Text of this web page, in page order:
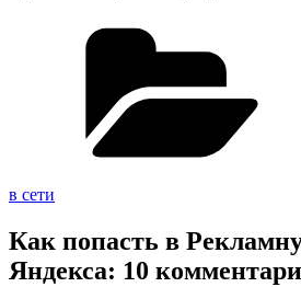
в сети
Как попасть в
Яндекса: 10